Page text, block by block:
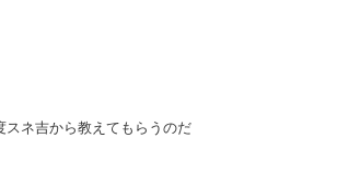
ネ吉から教えてもらうのだ
』を出してくれた。翼（つ